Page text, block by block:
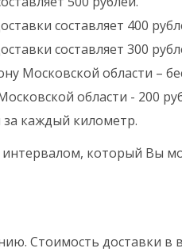
составляет 400
составляет 300
Московской области –
области - 200
каждый километр.
который Вы
Стоимость доставки